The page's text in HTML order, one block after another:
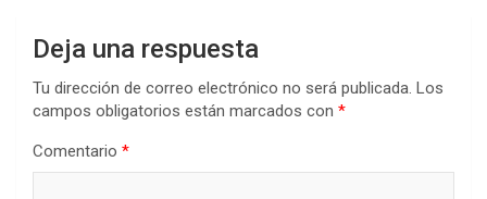
Deja una respuesta
Tu dirección de correo electrónico no será publicada. Los
campos obligatorios están marcados con *
Comentario *